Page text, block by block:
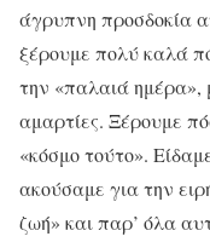
άγρυπνη προσδοκία
ξέρουμε πολύ καλά
την «παλαιά ημέρα»,
αμαρτίες. Ξέρουμε
«κόσμο τούτο».
ακούσαμε για την
ζωή» και παρ’ όλα